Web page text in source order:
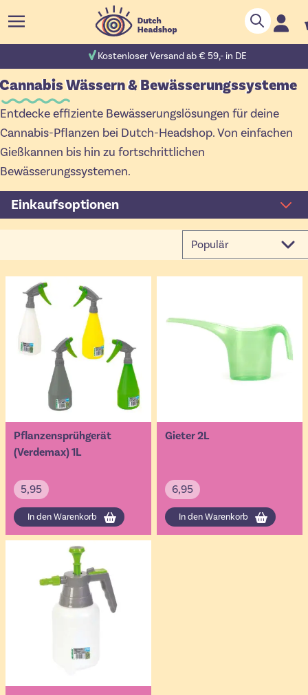
Suche
Kostenloser Versand ab € 59,- in DE
Cannabis Wässern & Bewässerungssysteme
Entdecke effiziente Bewässerungslösungen für deine
Cannabis-Pflanzen bei Dutch-Headshop. Von einfachen
Gießkannen bis hin zu fortschrittlichen
Bewässerungssystemen.
Einkaufsoptionen
Pflanzensprühgerät
(Verdemax) 1L
5,95
In den Warenkorb
Gieter 2L
6,95
In den Warenkorb